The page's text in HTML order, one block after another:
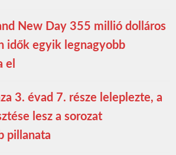
New Day 355 millió dolláros
idők egyik legnagyobb
el
3. évad 7. része leleplezte, a
lesz a sorozat
pillanata